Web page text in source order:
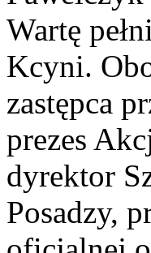
Wartę
Kcyni.
zastępca
prezes
dyrektor
Posadzy,